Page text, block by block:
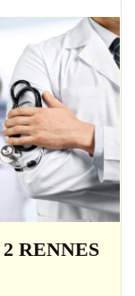
RENNES